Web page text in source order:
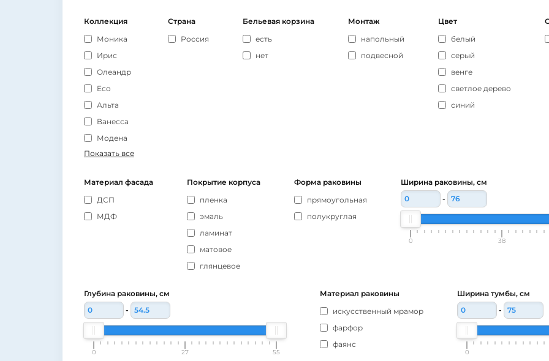
Коллекция
Моника
Ирис
Олеандр
Eco
Альта
Ванесса
Модена
Показать все
Страна
Россия
Бельевая корзина
есть
нет
Монтаж
напольный
подвесной
Цвет
белый
серый
венге
светлое дерево
синий
Материал фасада
ДСП
МДФ
Покрытие корпуса
пленка
эмаль
ламинат
матовое
глянцевое
Форма раковины
прямоугольная
полукруглая
Ширина раковины, см
-
0 38
Глубина раковины, см
-
0 27 55
Материал раковины
искусственный мрамор
фарфор
фаянс
Ширина тумбы, см
-
0